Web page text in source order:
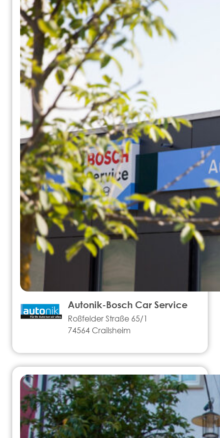
Autonik-Bosch Car Service
Roßfelder Straße 65/1
74564 Crailsheim